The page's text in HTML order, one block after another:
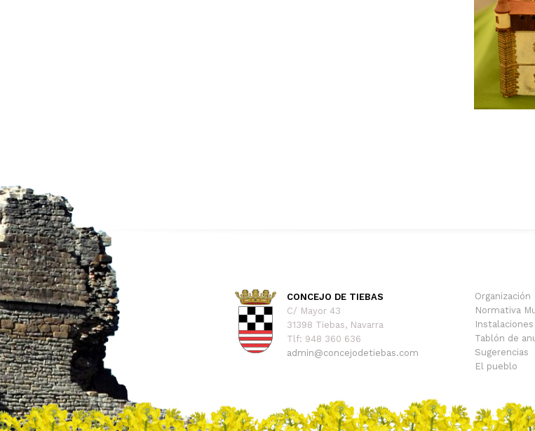
CONCEJO DE TIEBAS
C/ Mayor 43
31398 Tiebas, Navarra
Tlf: 948 360 636
admin@concejodetiebas.com
Organización
Normativa
Instalaciones
Tablón de
Sugerencias
El pueblo